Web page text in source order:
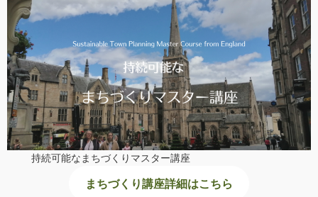
持続可能なまちづくりマスター講座
まちづくり講座詳細はこちら